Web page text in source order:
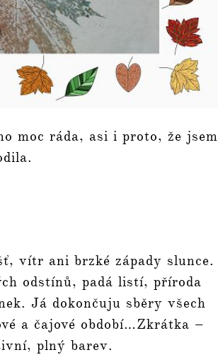
moc ráda, asi i proto, že jsem
vítr ani brzké západy slunce.
odstínů, padá listí, příroda
Já dokončuju sběry všech
a čajové období…Zkrátka –
plný barev.